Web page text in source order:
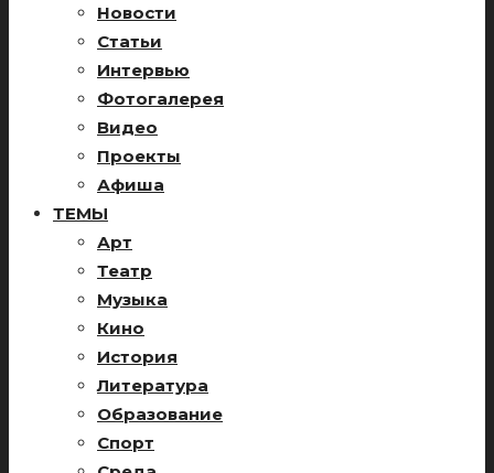
Новости
Статьи
Интервью
Фотогалерея
Видео
Проекты
Афиша
ТЕМЫ
Арт
Театр
Музыка
Кино
История
Литература
Образование
Спорт